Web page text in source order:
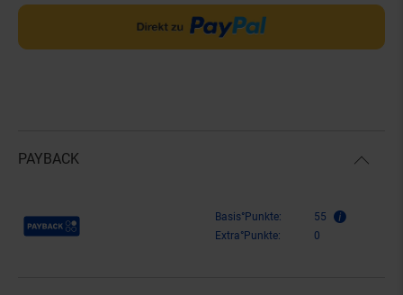
PAYBACK
Payback Punkte Basis°Punkte:
55
Extra°Punkte:
0